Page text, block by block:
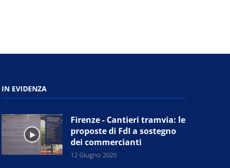
IN EVIDENZA
Firenze - Cantieri tramvia: le
proposte di FdI a sostegno
dei commercianti
12 Giugno 2026